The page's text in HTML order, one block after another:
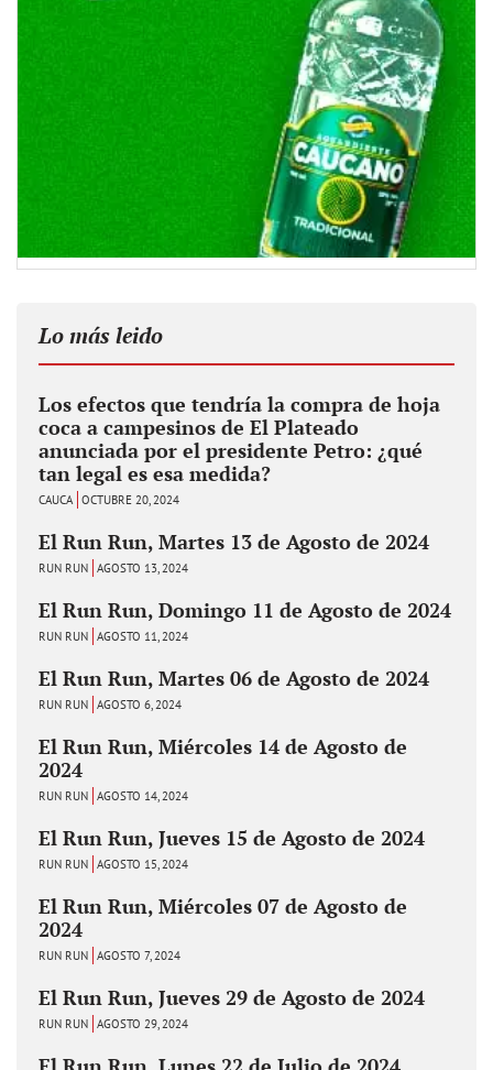
Lo más leido
Los efectos que tendría la compra de hoja
coca a campesinos de El Plateado
anunciada por el presidente Petro: ¿qué
tan legal es esa medida?
CAUCA OCTUBRE 20, 2024
El Run Run, Martes 13 de Agosto de 2024
RUN RUN AGOSTO 13, 2024
El Run Run, Domingo 11 de Agosto de 2024
RUN RUN AGOSTO 11, 2024
El Run Run, Martes 06 de Agosto de 2024
RUN RUN AGOSTO 6, 2024
El Run Run, Miércoles 14 de Agosto de
2024
RUN RUN AGOSTO 14, 2024
El Run Run, Jueves 15 de Agosto de 2024
RUN RUN AGOSTO 15, 2024
El Run Run, Miércoles 07 de Agosto de
2024
RUN RUN AGOSTO 7, 2024
El Run Run, Jueves 29 de Agosto de 2024
RUN RUN AGOSTO 29, 2024